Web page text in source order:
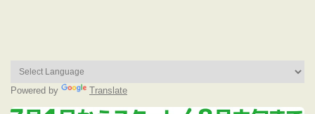
Powered by Translate